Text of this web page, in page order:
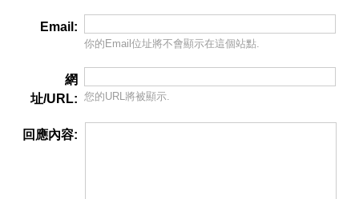
Email:
你的Email位址將不會顯示在這個站點.
網
址/URL: 您的URL將被顯示.
回應內容: